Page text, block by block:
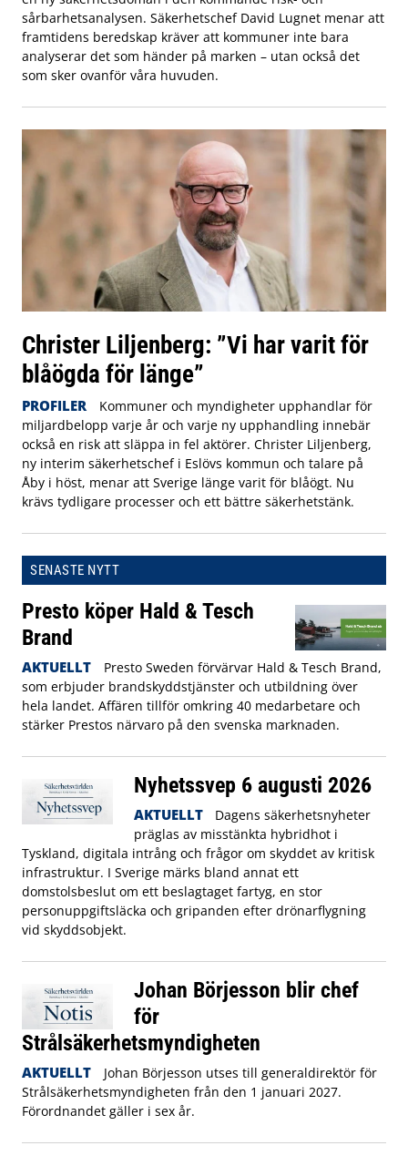
sårbarhetsanalysen. Säkerhetschef David Lugnet menar att
framtidens beredskap kräver att kommuner inte bara
analyserar det som händer på marken – utan också det
som sker ovanför våra huvuden.
Christer Liljenberg: ”Vi har varit för
blåögda för länge”
PROFILER
Kommuner och myndigheter upphandlar för
miljardbelopp varje år och varje ny upphandling innebär
också en risk att släppa in fel aktörer. Christer Liljenberg,
ny interim säkerhetschef i Eslövs kommun och talare på
Åby i höst, menar att Sverige länge varit för blåögt. Nu
krävs tydligare processer och ett bättre säkerhetstänk.
SENASTE NYTT
Presto köper Hald & Tesch
Brand
AKTUELLT
Presto Sweden förvärvar Hald & Tesch Brand,
som erbjuder brandskyddstjänster och utbildning över
hela landet. Affären tillför omkring 40 medarbetare och
stärker Prestos närvaro på den svenska marknaden.
Nyhetssvep 6 augusti 2026
AKTUELLT
Dagens säkerhetsnyheter
präglas av misstänkta hybridhot i
Tyskland, digitala intrång och frågor om skyddet av kritisk
infrastruktur. I Sverige märks bland annat ett
domstolsbeslut om ett beslagtaget fartyg, en stor
personuppgiftsläcka och gripanden efter drönarflygning
vid skyddsobjekt.
Johan Börjesson blir chef
för
Strålsäkerhetsmyndigheten
AKTUELLT
Johan Börjesson utses till generaldirektör för
Strålsäkerhetsmyndigheten från den 1 januari 2027.
Förordnandet gäller i sex år.